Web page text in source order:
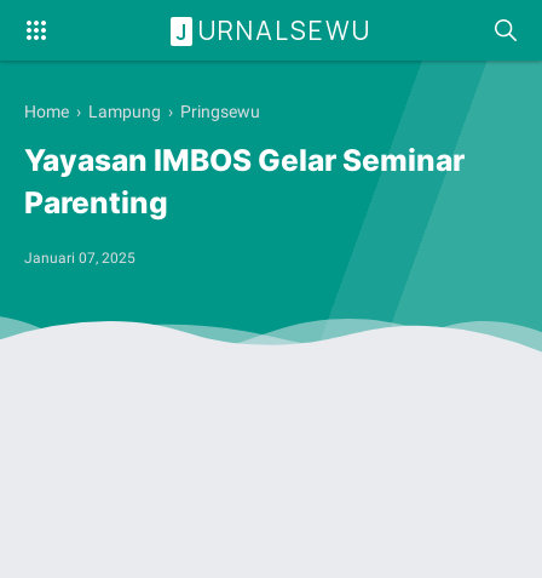
J URNALSEWU
Home › Lampung › Pringsewu
Yayasan IMBOS Gelar Seminar
Parenting
Januari 07, 2025